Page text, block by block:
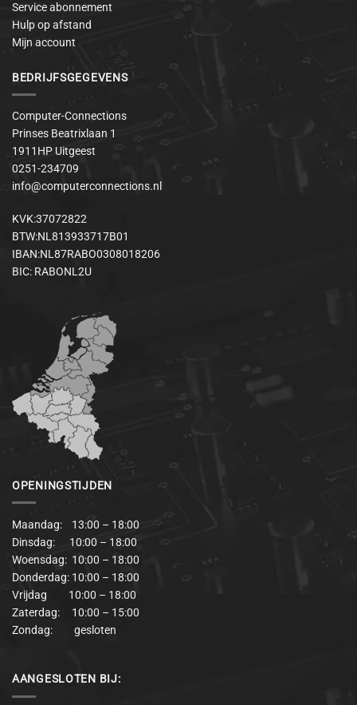
Service abonnement
Hulp op afstand
Mijn account
BEDRIJFSGEGEVENS
Computer-Connections
Prinses Beatrixlaan 1
1911HP Uitgeest
0251-234709
info@computerconnections.nl
KVK:37072822
BTW:NL813933717B01
IBAN:NL87RABO0308018206
BIC: RABONL2U
OPENINGSTIJDEN
Maandag: 13:00 – 18:00
Dinsdag: 10:00 – 18:00
Woensdag: 10:00 – 18:00
Donderdag: 10:00 – 18:00
Vrijdag 10:00 – 18:00
Zaterdag: 10:00 – 15:00
Zondag: gesloten
AANGESLOTEN BIJ: